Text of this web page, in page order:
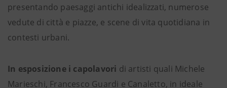
presentando paesaggi antichi idealizzati, numerose
vedute di città e piazze, e scene di vita quotidiana in
contesti urbani.
In esposizione i capolavori di artisti quali Michele
Marieschi, Francesco Guardi e Canaletto, in ideale